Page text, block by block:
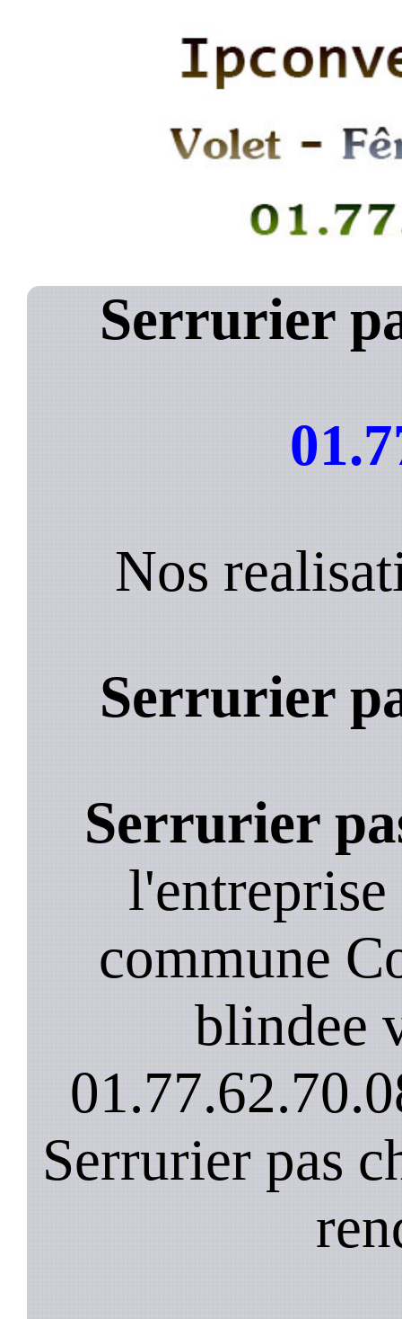
Serrurier
Nos
Serrurier
Serrurier
commune
blindee
Serrurier pas